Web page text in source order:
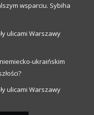
wsparciu. Sybiha
ulicami Warszawy
ukraińskim
ulicami Warszawy